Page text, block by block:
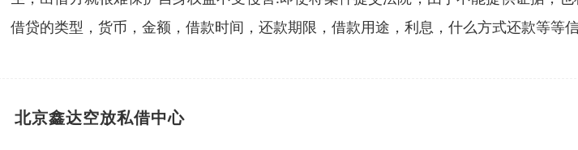
借贷的类型，货币，金额，借款时间，还款期限，借款用途，利息，什么方式还款等等
北京鑫达空放私借中心